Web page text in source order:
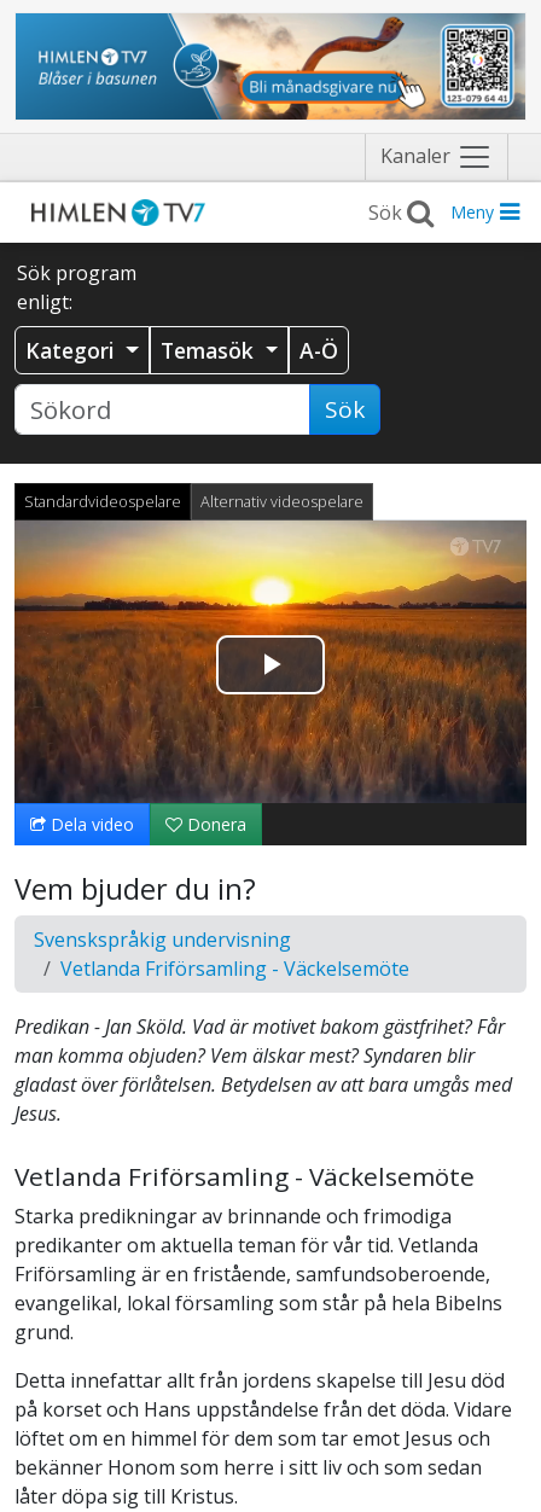
Kanaler Näytä
valikko
Meny
Sök program
enligt:
Kategori Temasök A-Ö
Sök
Standardvideospelare Alternativ videospelare
Spela
upp
video
Dela video Donera
Vem bjuder du in?
Svenskspråkig undervisning
Vetlanda Friförsamling - Väckelsemöte
Predikan - Jan Sköld. Vad är motivet bakom gästfrihet? Får
man komma objuden? Vem älskar mest? Syndaren blir
gladast över förlåtelsen. Betydelsen av att bara umgås med
Jesus.
Vetlanda Friförsamling - Väckelsemöte
Starka predikningar av brinnande och frimodiga
predikanter om aktuella teman för vår tid. Vetlanda
Friförsamling är en fristående, samfundsoberoende,
evangelikal, lokal församling som står på hela Bibelns
grund.
Detta innefattar allt från jordens skapelse till Jesu död
på korset och Hans uppståndelse från det döda. Vidare
löftet om en himmel för dem som tar emot Jesus och
bekänner Honom som herre i sitt liv och som sedan
låter döpa sig till Kristus.